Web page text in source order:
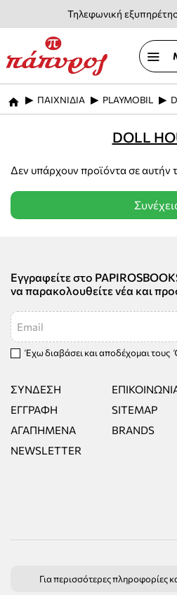
Τηλεφωνική
home
ΠΑΙΧΝΙΔΙΑ PLAYMOBIL
DOLL
Δεν υπάρχουν προϊόντα σε αυτήν
Εγγραφείτε στο
να παρακολουθείτε νέα και
Email
Έχω διαβάσει και αποδέχομαι τους
ΣΎΝΔΕΣΗ
ΕΓΓΡΑΦΉ
ΑΓΑΠΗΜΈΝΑ
NEWSLETTER
SITEMAP
BRANDS
Για περισσότερες πληροφορίες